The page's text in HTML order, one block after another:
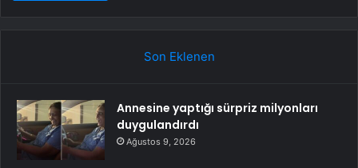
Son Eklenen
Annesine yaptığı sürpriz milyonları
duygulandırdı
Ağustos 9, 2026